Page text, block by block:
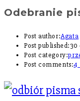
Odebranie
Post author:Agata
Post published:30
Post category:
Post comments:4